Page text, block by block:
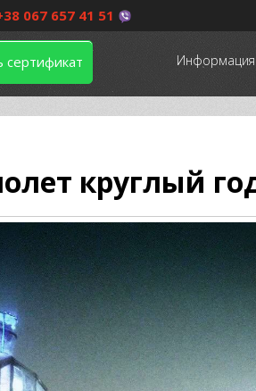
067 657 41 51
сертификат Информация
круглый